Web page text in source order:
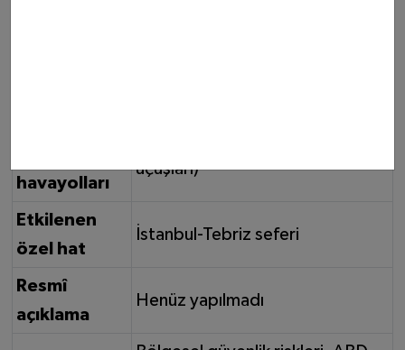
havayolları
uçuşları)
Etkilenen
özel hat
İstanbul-Tebriz seferi
Resmî
açıklama
Henüz yapılmadı